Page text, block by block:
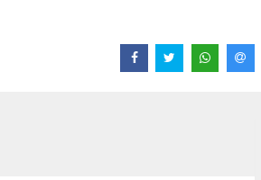
tiešraidē no @sohoplace Londonas